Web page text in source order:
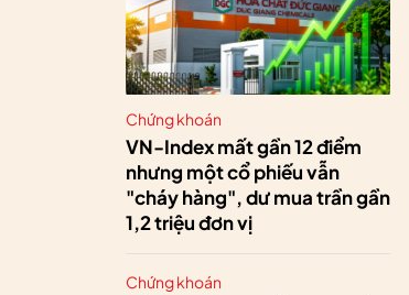
Chứng khoán
VN-Index mất gần 12 điểm
nhưng một cổ phiếu vẫn
"cháy hàng", dư mua trần gần
1,2 triệu đơn vị
Chứng khoán